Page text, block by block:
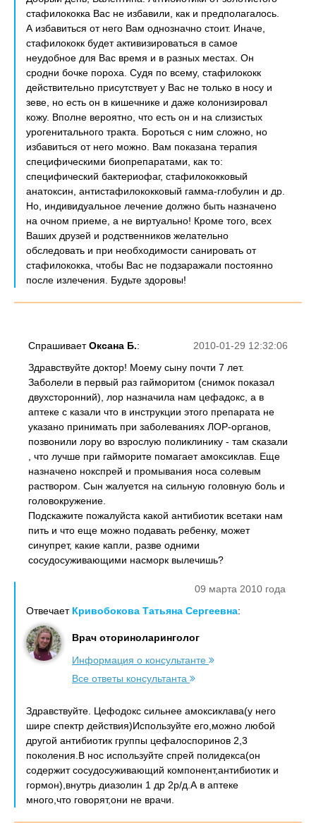
стафилококка Вас не избавили, как и предполагалось.
А избавиться от него Вам однозначно стоит. Иначе,
стафилококк будет активизироваться в самое
неудобное для Вас время и в разных местах. Он
сродни бочке пороха. Судя по всему, стафилококк
действительно присутствует у Вас не только в носу и
зеве, но есть он в кишечнике и даже колонизировал
кожу. Вполне вероятно, что есть он и на слизистых
урогенитального тракта. Бороться с ним сложно, но
избавиться от него можно. Вам показана терапия
специфическими биопрепаратами, как то:
специфический бактериофаг, стафилококковый
анатоксин, антистафилококковый гамма-глобулин и др.
Но, индивидуальное лечение должно быть назначено
на очном приеме, а не виртуально! Кроме того, всех
Ваших друзей и родственников желательно
обследовать и при необходимости санировать от
стафилококка, чтобы Вас не подзаражали постоянно
после излечения. Будьте здоровы!
2010-01-29 12:32:06
СпрашиваетОксана Б.:
Здравствуйте доктор! Моему сыну почти 7 лет.
Заболели в первый раз гайморитом (снимок показал
двухсторонний), лор назначила нам цефадокс, а в
аптеке с казали что в инструкции этого препарата не
указано принимать при заболеваниях ЛОР-органов,
позвонили лору во взрослую поликлинику - там сказали
, что лучше при гайморите помагает амоксиклав. Еще
назначено нокспрей и промывания носа солевым
раствором. Сын жалуется на сильную головную боль и
головокружение.
Подскажите пожалуйста какой антибиотик всетаки нам
пить и что еще можно подавать ребенку, может
синупрет, какие капли, разве одними
сосудосуживающими насморк вылечишь?
09 марта 2010 года
Отвечает Кривобокова Татьяна Сергеевна:
Врач оториноларинголог
Информация о консультанте
Все ответы консультанта
Здравствуйте. Цефодокс сильнее амоксиклава(у него
шире спектр действия)Используйте его,можно любой
другой антибиотик группы цефалоспоринов 2,3
поколения.В нос используйте спрей полидекса(он
содержит сосудосуживающий компонент,антибиотик и
гормон),внутрь диазолин 1 др 2р/д.А в аптеке
много,что говорят,они не врачи.